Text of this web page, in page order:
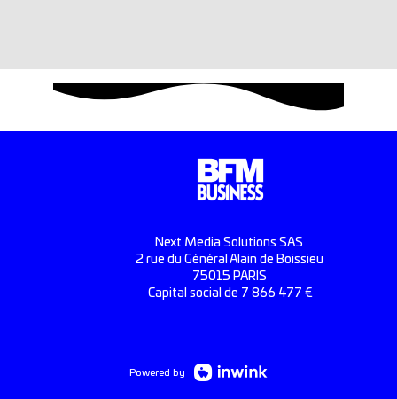
Next Media Solutions SAS
2 rue du Général Alain de Boissieu
75015 PARIS
Capital social de 7 866 477 €
Powered by